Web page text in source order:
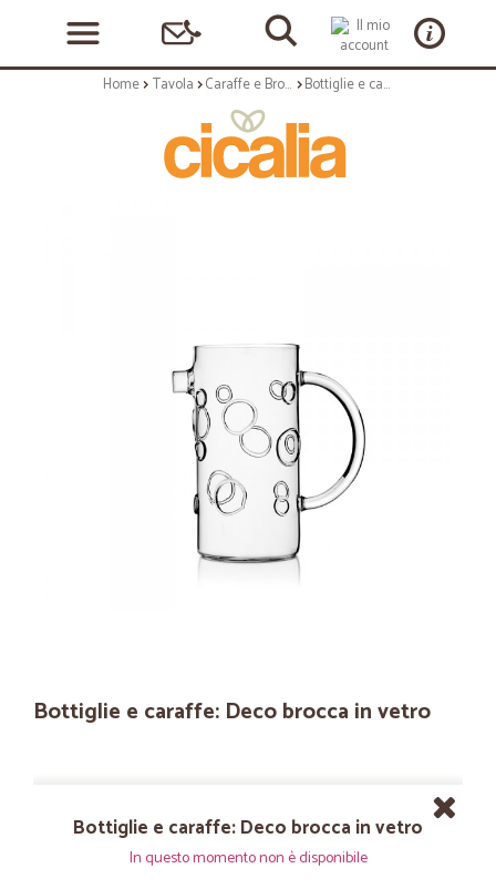
Home Tavola Caraffe e Brocche Bottiglie e caraffe: Deco brocca in vetro
Bottiglie e caraffe: Deco brocca in vetro
Bottiglie e caraffe: Deco brocca in vetro
In questo momento non è disponibile